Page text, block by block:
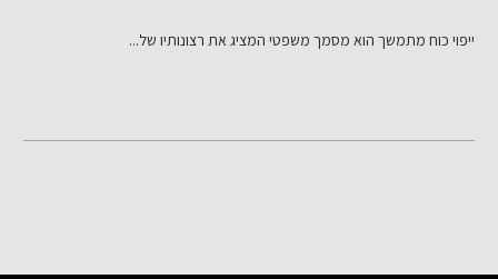
ייפוי כוח מתמשך הוא מסמך משפטי המציג את רצונותיו של...